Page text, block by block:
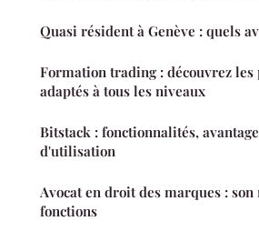
Quasi résident à Genève : quels
Formation trading : découvrez les
adaptés à tous les niveaux
Bitstack : fonctionnalités,
d'utilisation
Avocat en droit des marques : son
fonctions